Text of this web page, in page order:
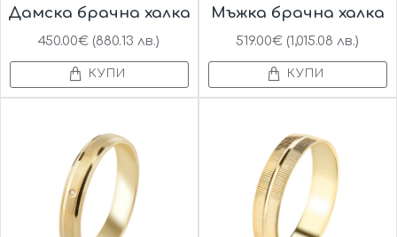
Дамска брачна халка
450.00€ (880.13 лв.)
КУПИ
Мъжка брачна халка
519.00€ (1,015.08 лв.)
КУПИ